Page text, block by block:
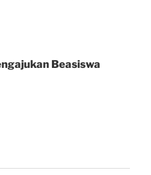
Beasiswa